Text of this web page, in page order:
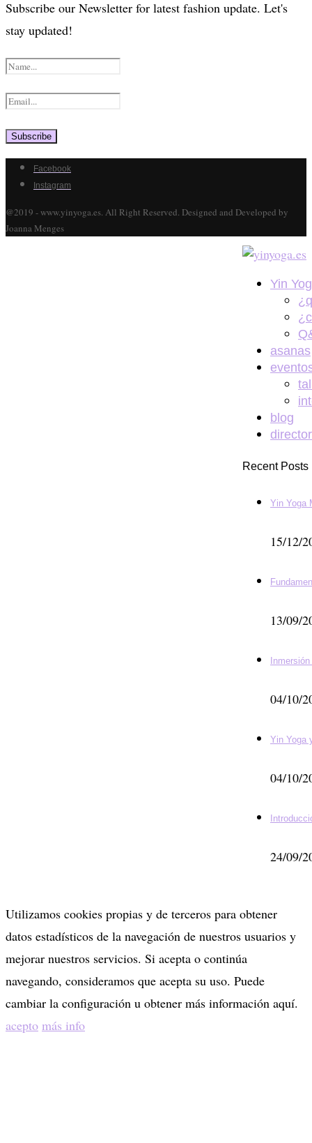
Subscribe our Newsletter for latest fashion update. Let's
stay updated!
Facebook
Instagram
@2019 - www.yinyoga.es. All Right Reserved. Designed and Developed by
Joanna Menges
Yin
asanas
blog
Recent Posts
Yin Yoga
15/12/
13/09/
04/10/
Yin Yoga
04/10/
24/09/
Utilizamos cookies propias y de terceros para obtener
datos estadísticos de la navegación de nuestros usuarios y
mejorar nuestros servicios. Si acepta o continúa
navegando, consideramos que acepta su uso. Puede
cambiar la configuración u obtener más información aquí.
acepto más info